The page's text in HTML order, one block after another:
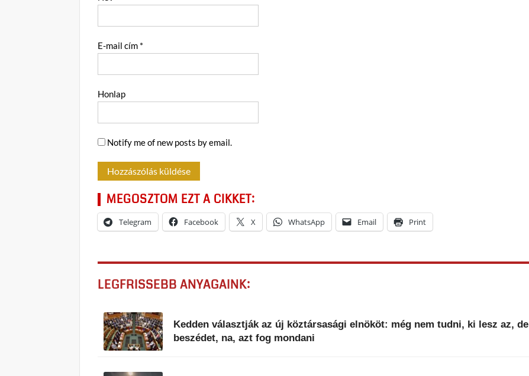
E-mail cím *
Honlap
Notify me of new posts by email.
MEGOSZTOM EZT A CIKKET:
Telegram Facebook X WhatsApp Email Print
LEGFRISSEBB ANYAGAINK:
Kedden választják az új köztársasági elnököt: még nem tudni, ki lesz az, de
beszédet, na, azt fog mondani